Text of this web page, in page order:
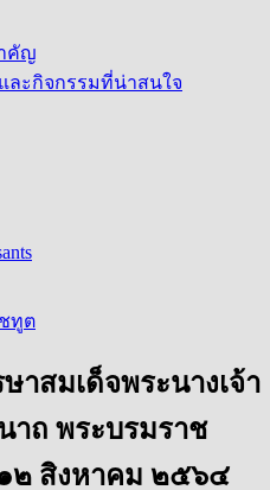
คัญ
ะกิจกรรมที่น่าสนใจ
ทูต
าสมเด็จพระนางเจ้า
าถ พระบรมราช
๒ สิงหาคม ๒๕๖๔